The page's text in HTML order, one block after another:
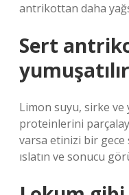
antrikottan daha
Sert
Limon suyu, sirke
proteinlerini
varsa etinizi bir gece
ıslatın ve sonucu